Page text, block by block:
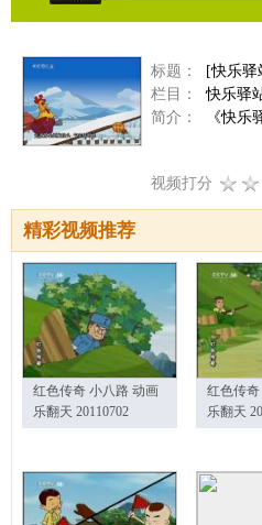
标题：
[快乐驿
栏目：
快乐驿
简介：
《快
视频打分
精彩视频推荐
红色传奇 小八路 动画
乐翻天 20110702
红色传
乐翻天